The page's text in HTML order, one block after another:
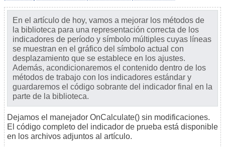
En el artículo de hoy, vamos a mejorar los métodos de
la biblioteca para una representación correcta de los
indicadores de período y símbolo múltiples cuyas líneas
se muestran en el gráfico del símbolo actual con
desplazamiento que se establece en los ajustes.
Además, acondicionaremos el contenido dentro de los
métodos de trabajo con los indicadores estándar y
guardaremos el código sobrante del indicador final en la
parte de la biblioteca.
Dejamos el manejador OnCalculate() sin modificaciones.
El código completo del indicador de prueba está disponible
en los archivos adjuntos al artículo.